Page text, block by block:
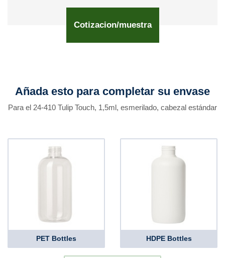
Cotizacion/muestra
Añada esto para completar su envase
Para el 24-410 Tulip Touch, 1,5ml, esmerilado, cabezal estándar
PET Bottles HDPE Bottles